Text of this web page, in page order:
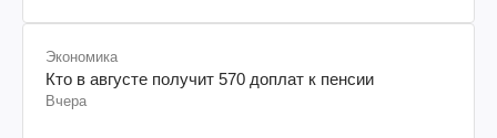
Экономика
Кто в августе получит 570 доплат к пенсии
Вчера